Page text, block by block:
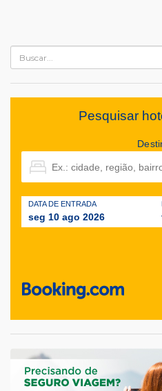
Pesquisar
DATA DE ENTRADA
seg 10 ago 2026